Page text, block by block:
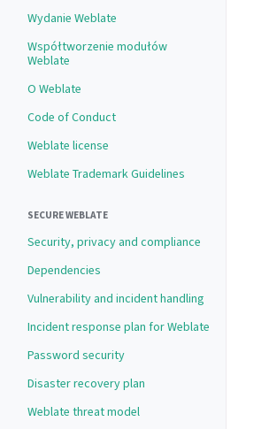
Wydanie Weblate
Współtworzenie modułów
Weblate
O Weblate
Code of Conduct
Weblate license
Weblate Trademark Guidelines
SECURE WEBLATE
Security, privacy and compliance
Dependencies
Vulnerability and incident handling
Incident response plan for Weblate
Password security
Disaster recovery plan
Weblate threat model